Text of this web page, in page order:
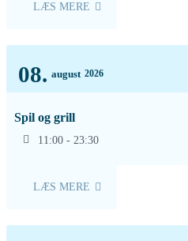
LÆS MERE
08. august 2026
Spil og grill
11:00 - 23:30
LÆS MERE